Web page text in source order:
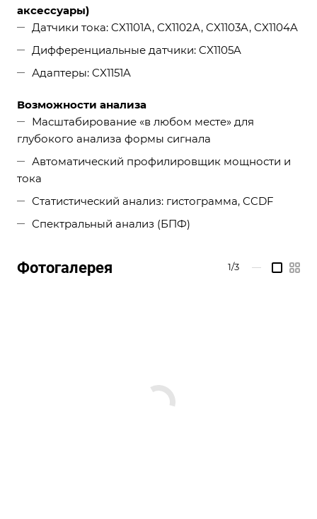
аксессуары)
Датчики тока: CX1101A, CX1102A, CX1103A, CX1104A
Дифференциальные датчики: CX1105A
Адаптеры: CX1151A
Возможности анализа
Масштабирование «в любом месте» для
глубокого анализа формы сигнала
Автоматический профилировщик мощности и
тока
Статистический анализ: гистограмма, CCDF
Спектральный анализ (БПФ)
Фотогалерея 1/3 —